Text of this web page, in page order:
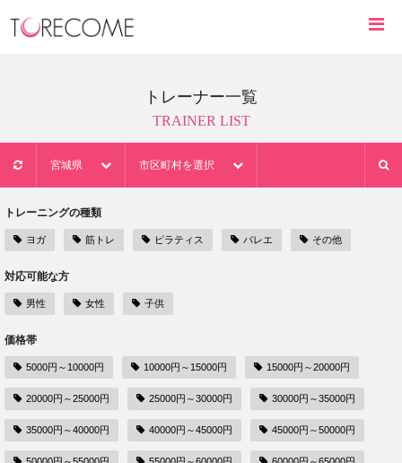
トレーナー一覧
TRAINER LIST
宮城県 市区町村を選択
トレーニングの種類
ヨガ 筋トレ ピラティス バレエ その他
対応可能な方
男性 女性 子供
価格帯
5000円～10000円 10000円～15000円 15000円～20000円
20000円～25000円 25000円～30000円 30000円～35000円
35000円～40000円 40000円～45000円 45000円～50000円